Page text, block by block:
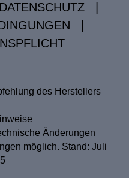
DATENSCHUTZ
des Herstellers
Änderungen
möglich. Stand: Juli